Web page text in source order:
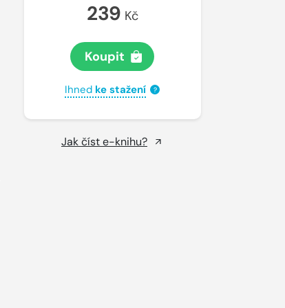
239 Kč
Koupit
Ihned ke stažení ?
Jak číst e-knihu?